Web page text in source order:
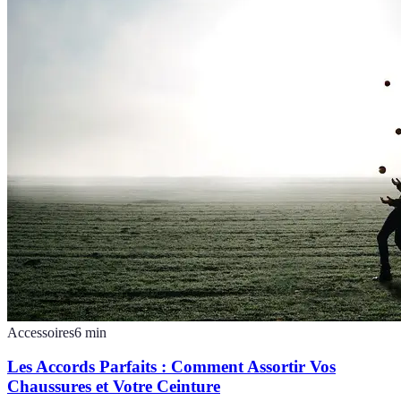
Accessoires6 min
Les Accords Parfaits : Comment Assortir Vos
Chaussures et Votre Ceinture